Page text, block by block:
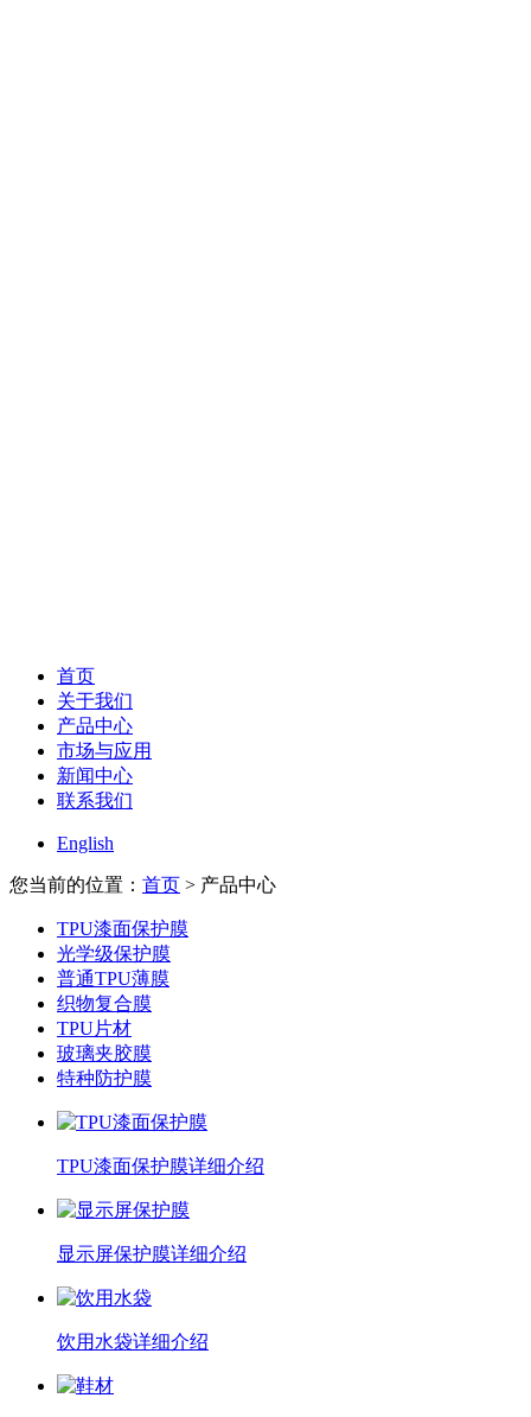
首页
关于我们
产品中心
市场与应用
新闻中心
联系我们
English
您当前的位置： 首页 > 产品中心
TPU漆面保护膜
光学级保护膜
普通TPU薄膜
织物复合膜
TPU片材
玻璃夹胶膜
特种防护膜
TPU漆面保护膜详细介绍
显示屏保护膜详细介绍
饮用水袋详细介绍